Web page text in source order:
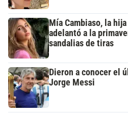
Mía Cambiaso, la
adelantó a la
sandalias de tiras
Dieron a conocer el
Jorge Messi